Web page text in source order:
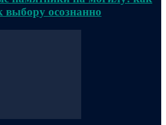
выбору осознанно